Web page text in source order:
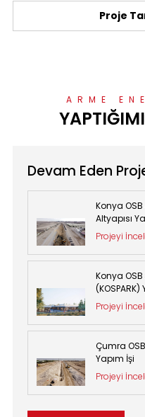
Proje
ARME
Devam Eden
Konya OSB
Altyapısı
Projeyi
Konya OSB
(KOSPARK)
Projeyi
Çumra OSB
Yapım İşi
Projeyi